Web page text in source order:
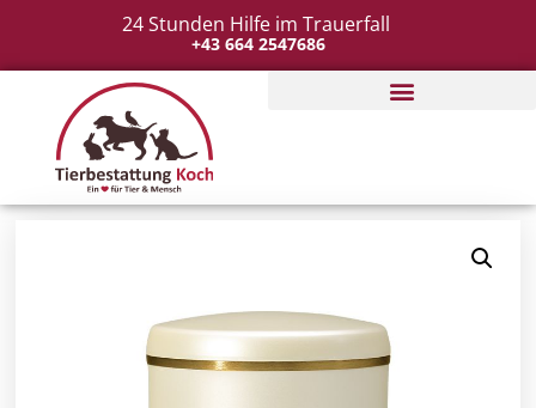
24 Stunden Hilfe im Trauerfall
+43 664 2547686